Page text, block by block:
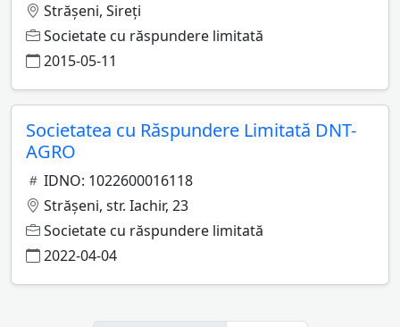
Străşeni, Sireţi
Societate cu răspundere limitată
2015-05-11
Societatea cu Răspundere Limitată DNT-
AGRO
IDNO: 1022600016118
Străşeni, str. Iachir, 23
Societate cu răspundere limitată
2022-04-04